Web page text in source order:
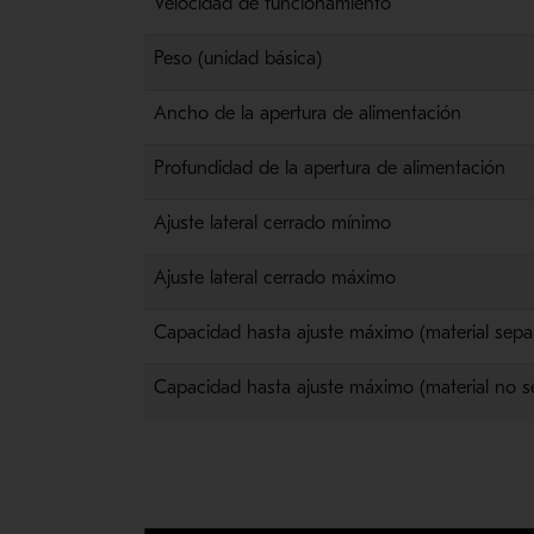
Peso (unidad básica)
Ancho de la apertura de alimentación
Profundidad de la apertura de alimentación
Ajuste lateral cerrado mínimo
Ajuste lateral cerrado máximo
Capacidad hasta ajuste máximo (material
Capacidad hasta ajuste máximo (material no